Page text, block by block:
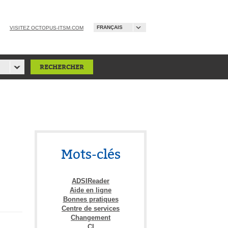
FRANÇAIS
VISITEZ OCTOPUS-ITSM.COM
Mots-clés
ADSIReader
Aide en ligne
Bonnes pratiques
Centre de services
Changement